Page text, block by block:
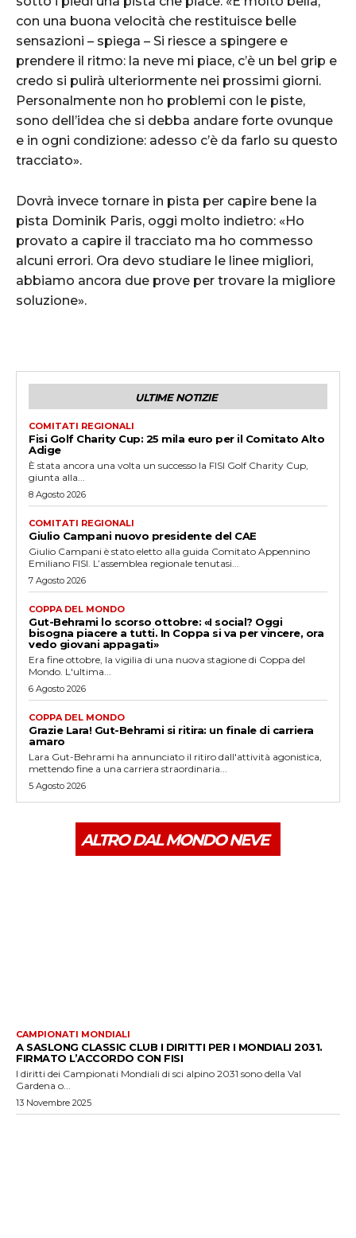
con una buona velocità che restituisce belle
sensazioni – spiega – Si riesce a spingere e
prendere il ritmo: la neve mi piace, c’è un bel grip e
credo si pulirà ulteriormente nei prossimi giorni.
Personalmente non ho problemi con le piste,
sono dell’idea che si debba andare forte ovunque
e in ogni condizione: adesso c’è da farlo su questo
tracciato».
Dovrà invece tornare in pista per capire bene la
pista Dominik Paris, oggi molto indietro: «Ho
provato a capire il tracciato ma ho commesso
alcuni errori. Ora devo studiare le linee migliori,
abbiamo ancora due prove per trovare la migliore
soluzione».
ULTIME NOTIZIE
COMITATI REGIONALI
Fisi Golf Charity Cup: 25 mila euro per il Comitato Alto
Adige
È stata ancora una volta un successo la FISI Golf Charity Cup,
giunta alla...
8 Agosto 2026
COMITATI REGIONALI
Giulio Campani nuovo presidente del CAE
Giulio Campani è stato eletto alla guida Comitato Appennino
Emiliano FISI. L’assemblea regionale tenutasi...
7 Agosto 2026
COPPA DEL MONDO
Gut-Behrami lo scorso ottobre: «I social? Oggi
bisogna piacere a tutti. In Coppa si va per vincere, ora
vedo giovani appagati»
Era fine ottobre, la vigilia di una nuova stagione di Coppa del
Mondo. L'ultima...
6 Agosto 2026
COPPA DEL MONDO
Grazie Lara! Gut-Behrami si ritira: un finale di carriera
amaro
Lara Gut-Behrami ha annunciato il ritiro dall'attività agonistica,
mettendo fine a una carriera straordinaria...
5 Agosto 2026
ALTRO DAL MONDO NEVE
CAMPIONATI MONDIALI
A SASLONG CLASSIC CLUB I DIRITTI PER I MONDIALI 2031.
FIRMATO L’ACCORDO CON FISI
I diritti dei Campionati Mondiali di sci alpino 2031 sono della Val
Gardena o...
13 Novembre 2025